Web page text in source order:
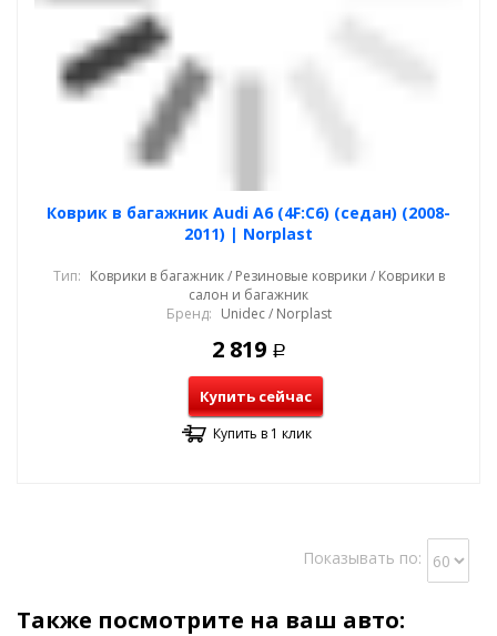
Коврик в багажник Audi A6 (4F:C6) (седан) (2008-
2011) | Norplast
Тип: Коврики в багажник / Резиновые коврики / Коврики в
салон и багажник
Бренд: Unidec / Norplast
2 819 Р
Купить сейчас
Купить в 1 клик
Показывать по:
Также посмотрите на ваш авто: